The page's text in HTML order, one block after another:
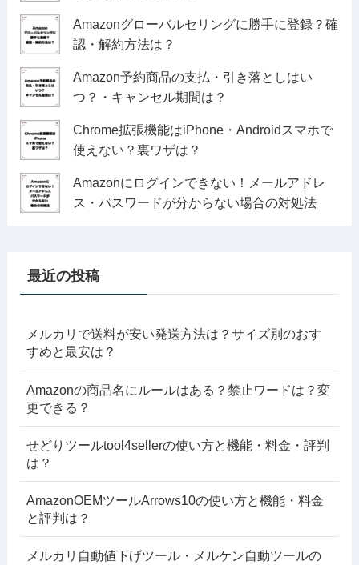
Amazonグローバルセリングに勝手に登録？確
認・解約方法は？
Amazon予約商品の支払・引き落としはい
つ？・キャンセル期間は？
Chrome拡張機能はiPhone・Androidスマホで
使えない？裏ワザは？
Amazonにログインできない！メールアドレ
ス・パスワードが分からない場合の対処法
最近の投稿
メルカリで送料が安い発送方法は？サイズ別のおす
すめと最安は？
Amazonの商品名にルールはある？禁止ワードは？変
更できる？
せどりツールtool4sellerの使い方と機能・料金・評判
は？
AmazonOEMツールArrows10の使い方と機能・料金
と評判は？
メルカリ自動値下げツール・メルケン自動ツールの